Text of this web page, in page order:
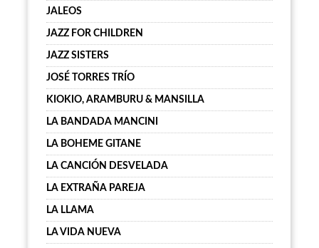
JALEOS
JAZZ FOR CHILDREN
JAZZ SISTERS
JOSÉ TORRES TRÍO
KIOKIO, ARAMBURU & MANSILLA
LA BANDADA MANCINI
LA BOHEME GITANE
LA CANCIÓN DESVELADA
LA EXTRAÑA PAREJA
LA LLAMA
LA VIDA NUEVA